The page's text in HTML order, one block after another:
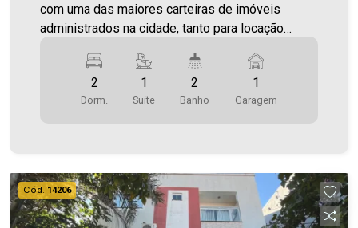
com uma das maiores carteiras de imóveis
administrados na cidade, tanto para locação
opções! Casa Localizada no Jardim Coopagro. O
Imóvel conta com: - Sala de Estar - Cozinha - 01
Suíte - 02 Quartos - 02 Banheiros (social e suíte)
A hora de encontrar o seu novo lar É AGORA!
Imobiliária Ativa, sinta-se em casa!
2
Dorm.
1
Suite
2
Banho
1
Garagem
Cód. 14206